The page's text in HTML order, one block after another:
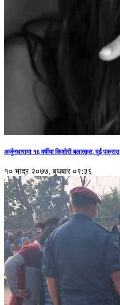
अर्जुनधारामा १६ वर्षीया किशोरी बलात्कृत, दुई पक्राउ
१० भाद्र २०७७, बुधबार ०९:३६